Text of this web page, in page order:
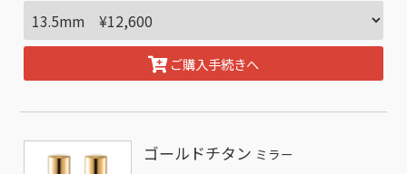
ご購入手続きへ
ゴールドチタン ミラー